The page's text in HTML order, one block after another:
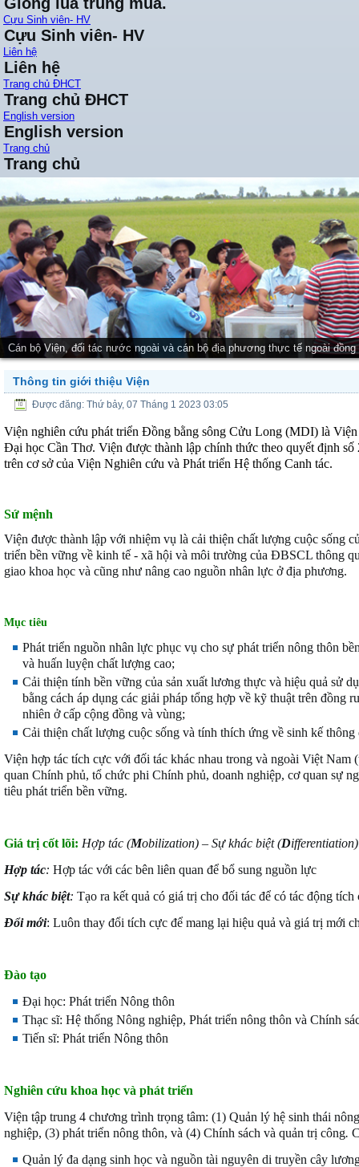
Cựu Sinh viên- HV
Cựu Sinh viên- HV
Liên hệ
Liên hệ
Trang chủ ĐHCT
Trang chủ ĐHCT
English version
English version
Trang chủ
Trang chủ
Cán bộ Viện, đối tác nước ngoài và cán bộ địa phương thực tế ngoài đồng
Thông tin giới thiệu Viện
Được đăng: Thứ bảy, 07 Tháng 1 2023 03:05
Viện nghiên cứu phát triển Đồng bằng sông Cửu Long (MDI) là
Đại học Cần Thơ. Viện được thành lập chính thức theo quyết định
trên cơ sở của Viện Nghiên cứu và Phát triển Hệ thống Canh tác.
Sứ mệnh
Viện được thành lập với nhiệm vụ là cải thiện chất lượng cuộc sống
triển bền vững về kinh tế - xã hội và môi trường của ĐBSCL thông
giao khoa học và cũng như nâng cao nguồn nhân lực ở địa phương.
Mục tiêu
Phát triển nguồn nhân lực phục vụ cho sự phát triển nông thôn
và huấn luyện chất lượng cao;
Cải thiện tính bền vững của sản xuất lương thực và hiệu quả sử
bằng cách áp dụng các giải pháp tổng hợp về kỹ thuật trên đồng
nhiên ở cấp cộng đồng và vùng;
Cải thiện chất lượng cuộc sống và tính thích ứng về sinh kế
Viện hợp tác tích cực với đối tác khác nhau trong và ngoài Việt Nam
quan Chính phủ, tổ chức phi Chính phủ, doanh nghiệp, cơ quan sự
tiêu phát triển bền vững.
Giá trị cốt lõi: Hợp tác (Mobilization) – Sự khác biệt (D
Hợp tác: Hợp tác với các bên liên quan để bổ sung nguồn lực
Sự khác biệt: Tạo ra kết quả có giá trị cho đối tác để có tác động tích
Đổi mới: Luôn thay đổi tích cực để mang lại hiệu quả và giá trị mới
Đào tạo
Đại học: Phát triển Nông thôn
Thạc sĩ: Hệ thống Nông nghiệp, Phát triển nông thôn và Chính
Tiến sĩ: Phát triển Nông thôn
Nghiên cứu khoa học và phát triển
Viện tập trung 4 chương trình trọng tâm: (1) Quản lý hệ sinh thái
nghiệp, (3) phát triển nông thôn, và (4) Chính sách và quản trị công.
Quản lý đa dạng sinh học và nguồn tài nguyên di truyền cây